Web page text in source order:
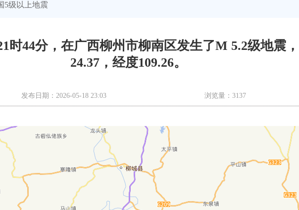
5级以上地震
时44分，在广西柳州市柳南区发生了M 5.2级地震
24.37，经度109.26。
发布日期：2026-05-18 23:03 浏览量：3137